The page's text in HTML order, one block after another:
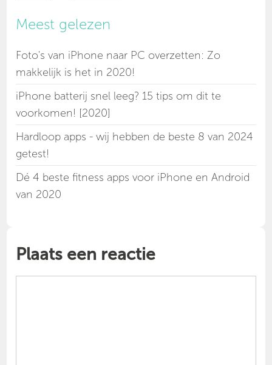
Meest gelezen
Foto's van iPhone naar PC overzetten: Zo
makkelijk is het in 2020!
iPhone batterij snel leeg? 15 tips om dit te
voorkomen! [2020]
Hardloop apps - wij hebben de beste 8 van 2024
getest!
Dé 4 beste fitness apps voor iPhone en Android
van 2020
Plaats een reactie